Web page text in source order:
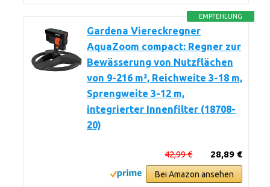
EMPFEHLUNG
Gardena Viereckregner
AquaZoom compact: Regner zur
Bewässerung von Nutzflächen
von 9-216 m², Reichweite 3-18 m,
Sprengweite 3-12 m,
integrierter Innenfilter (18708-
20)
28,89 €
42,99 €
Bei Amazon ansehen